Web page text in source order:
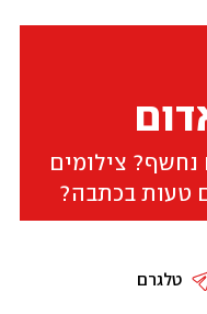
צילומים
טעות בכתבה?
טלגרם